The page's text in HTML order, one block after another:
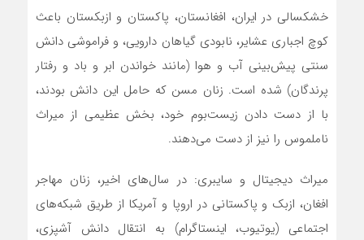
خشکسالی در ایران، افغانستان، پاکستان و ازبکستان باعث
کوچ اجباری عشایر، نابودی گیاهان دارویی، و فراموشی دانش
سنتی پیش‌بینی آب و هوا (مانند خواندن ابر و باد و رفتار
پرندگان) شده است. زنان مسن که حامل این دانش بودند،
با از دست دادن زیست‌بوم خود، بخش عظیمی از میراث
ناملموس را نیز از دست می‌دهند.
میراث دیجیتال و سایبری: در سال‌های اخیر، زنان مهاجر
افغان، ازبک و پاکستانی در اروپا و آمریکا از طریق شبکه‌های
اجتماعی (یوتیوب، اینستاگرام) به انتقال دانش آشپزی،